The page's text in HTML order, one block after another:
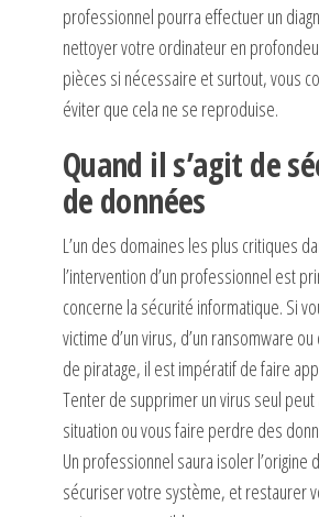
professionnel pourra effectuer un
nettoyer votre ordinateur en
pièces si nécessaire et surtout, vous
éviter que cela ne se reproduise.
Quand il s’agit de
de données
L’un des domaines les plus critiques
l’intervention d’un professionnel est
concerne la sécurité informatique. Si
victime d’un virus, d’un ransomware
de piratage, il est impératif de faire
Tenter de supprimer un virus seul peut
situation ou vous faire perdre des
Un professionnel saura isoler l’origine
sécuriser votre système, et restaurer